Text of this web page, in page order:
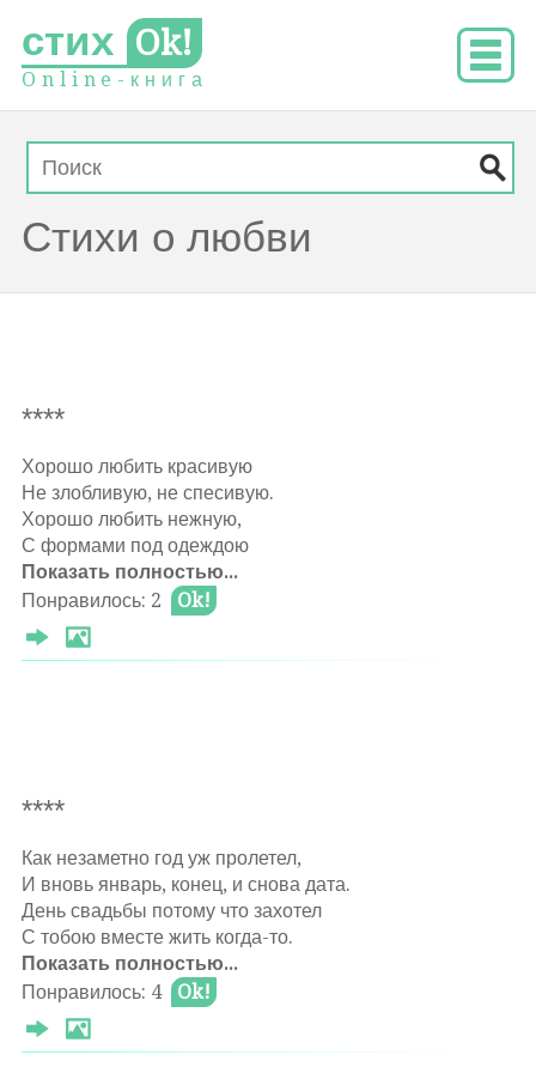
стих Ok!
O n l i n e - к н и г а
Стихи о любви
****
Хорошо любить красивую
Не злобливую, не спесивую.
Хорошо любить нежную,
С формами под одеждою
Тяжело любить вредную,
На слова и ласки бедную.
Тяжело любить жадную
До любви, беспреградную.
Оставлять комментарии могут только
авторизированныепользователи
Показать полностью...
Понравилось: 2
Ok!
****
Как незаметно год уж пролетел,
И вновь январь, конец, и снова дата.
День свадьбы потому что захотел
С тобою вместе жить когда-то.
Мы много прожили уже,
И долго продолжать ещё хочу.
А если выкинет нас жизнь на вираже,
Показать полностью...
Понравилось: 4
Ok!